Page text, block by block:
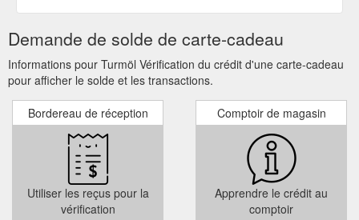
Demande de solde de carte-cadeau
Informations pour Turmöl Vérification du crédit d'une carte-cadeau
pour afficher le solde et les transactions.
Bordereau de réception
Utiliser les reçus pour la
vérification
Comptoir de magasin
Apprendre le crédit au
comptoir